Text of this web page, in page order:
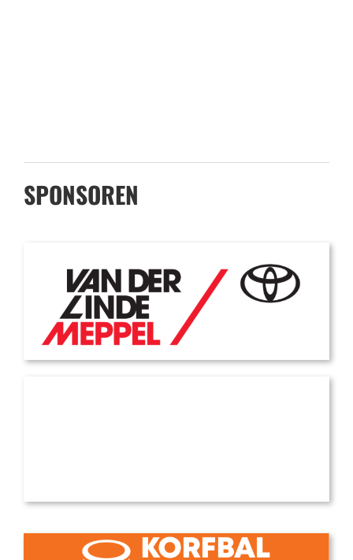
SPONSOREN